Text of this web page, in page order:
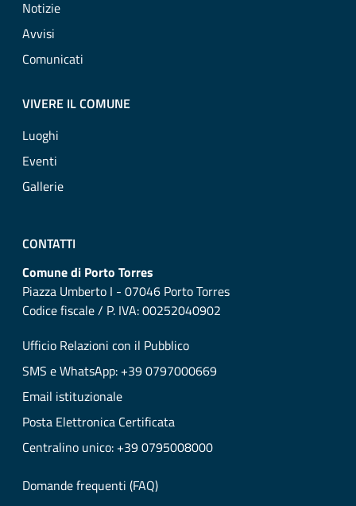
Notizie
Avvisi
Comunicati
VIVERE IL COMUNE
Luoghi
Eventi
Gallerie
CONTATTI
Comune di Porto Torres
Piazza Umberto I - 07046 Porto Torres
Codice fiscale / P. IVA: 00252040902
Ufficio Relazioni con il Pubblico
SMS e WhatsApp: +39 0797000669
Email istituzionale
Posta Elettronica Certificata
Centralino unico: +39 0795008000
Domande frequenti (FAQ)